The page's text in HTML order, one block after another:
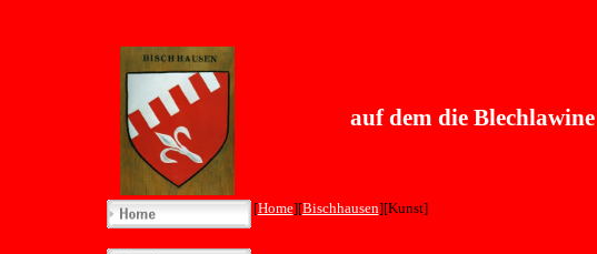
auf dem die
[Home][Bischhausen][Kunst]